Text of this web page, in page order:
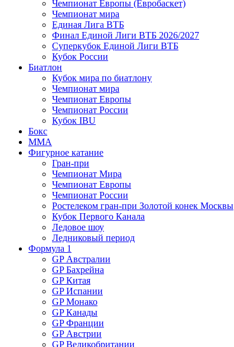
Чемпионат Европы (Евробаскет)
Чемпионат мира
Единая Лига ВТБ
Финал Единой Лиги ВТБ 2026/2027
Суперкубок Единой Лиги ВТБ
Кубок России
Биатлон
Кубок мира по биатлону
Чемпионат мира
Чемпионат Европы
Чемпионат России
Кубок IBU
Бокс
MMA
Фигурное катание
Гран-при
Чемпионат Мира
Чемпионат Европы
Чемпионат России
Ростелеком гран-при Золотой конек Москвы
Кубок Первого Канала
Ледовое шоу
Ледниковый период
Формула 1
GP Австралии
GP Бахрейна
GP Китая
GP Испании
GP Монако
GP Канады
GP Франции
GP Австрии
GP Великобритании